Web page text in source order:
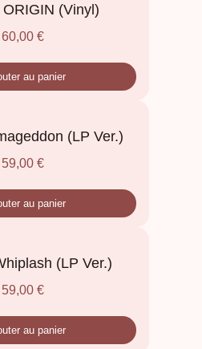
(Vinyl)
60,00 €
au panier
(LP Ver.)
59,00 €
au panier
(LP Ver.)
59,00 €
au panier